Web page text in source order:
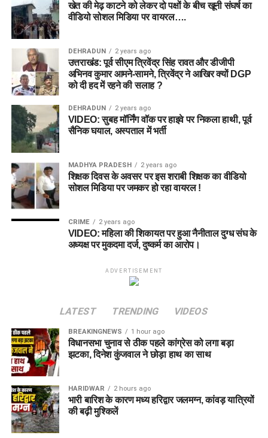
खेत की मेढ़ काटने को लेकर दो पक्षों के बीच खूनी संघर्ष का
वीडियो सोशल मिडिया पर वायरल….
DEHRADUN 2 years ago
उत्तराखंड: पूर्व सीएम त्रिवेंद्र सिंह रावत और डीजीपी
अभिनव कुमार आमने-सामने, त्रिवेंद्र ने आखिर क्यों DGP
को दी हद में रहने की सलाह ?
DEHRADUN 2 years ago
VIDEO: सुबह मॉर्निंग वॉक पर हाइवे पर निकला हाथी, पूर्व
सैनिक घयाल, अस्पताल में भर्ती
MADHYA PRADESH 2 years ago
शिक्षक दिवस के अवसर पर इस शराबी शिक्षक का वीडियो
सोशल मिडिया पर जमकर हो रहा वायरल !
CRIME 2 years ago
VIDEO: महिला की शिकायत पर हुआ नैनीताल दुग्ध संघ के
अध्यक्ष पर मुकदमा दर्ज, दुष्कर्म का आरोप।
ADVERTISEMENT
LATEST TRENDING VIDEOS
BREAKINGNEWS 1 hour ago
विधानसभा चुनाव से ठीक पहले कांग्रेस को लगा बड़ा
झटका, दिनेश कुंजवाल ने छोड़ा हाथ का साथ
HARIDWAR 2 hours ago
भारी बारिश के कारण मध्य हरिद्वार जलमग्न, कांवड़ यात्रियों
की बढ़ी मुश्किलें